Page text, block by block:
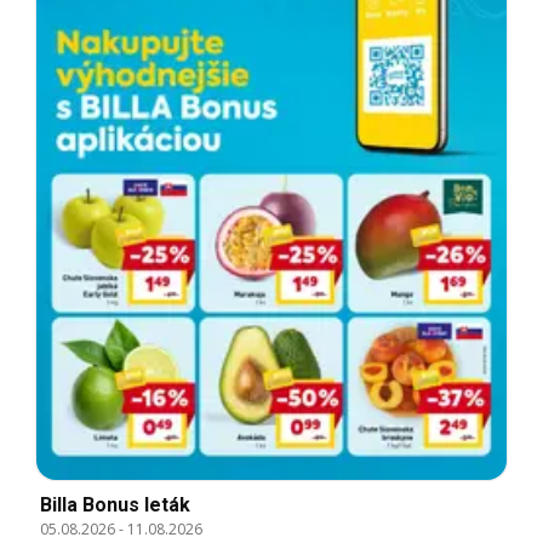
Billa Bonus leták
05.08.2026- 11.08.2026